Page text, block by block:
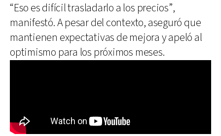
“Eso es difícil trasladarlo a los precios”,
manifestó. A pesar del contexto, aseguró que
mantienen expectativas de mejora y apeló al
optimismo para los próximos meses.